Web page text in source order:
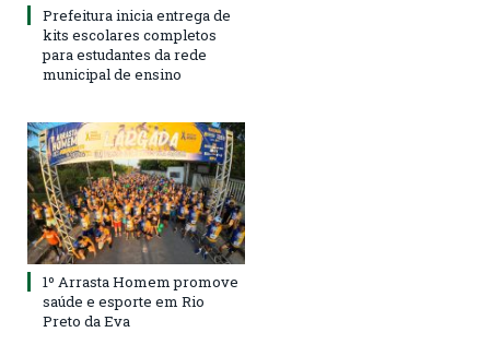
Prefeitura inicia entrega de
kits escolares completos
para estudantes da rede
municipal de ensino
1º Arrasta Homem promove
saúde e esporte em Rio
Preto da Eva